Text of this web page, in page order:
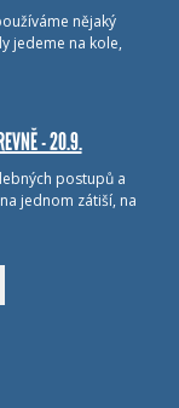
nějaký
jedeme na kole,
- 20.9.
postupů a
jednom zátiší, na